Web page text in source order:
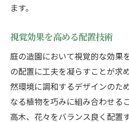
ます。
視覚効果を高める配置技術
庭の造園において視覚的な効果
の配置に工夫を凝らすことが求
然環境に調和するデザインのた
なる植物を巧みに組み合わせる
高木、花々をバランス良く配置